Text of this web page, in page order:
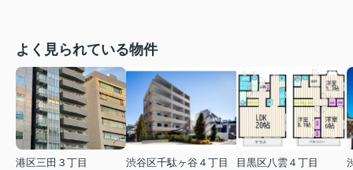
よく見られている物件
港区三田３丁目
渋谷区千駄ヶ谷４丁目
目黒区八雲４丁目